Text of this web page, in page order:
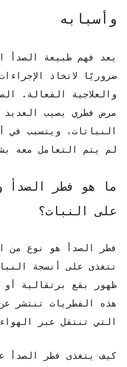
وأسبابه
يعد فهم طبيعة الصدأ
ضروريًا لاتخاذ
والعلاجية الفعالة.
مرض فطري يصيب العديد
النباتات، ويتسبب في
لم يتم التعامل معه
ما هو فطر الصدأ
على النبات؟
فطر الصدأ هو نوع من
تتغذى على أنسجة
ظهور بقع برتقالية أو
هذه الفطريات تنتشر
التي تنتقل عبر
كيف يتغذى فطر الصدأ